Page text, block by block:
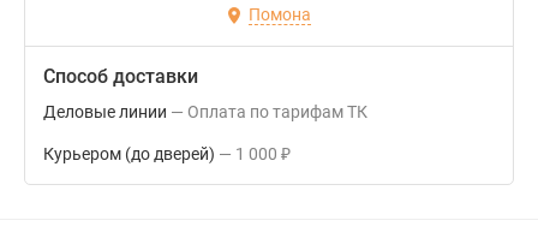
Помона
Способ доставки
Деловые линии Оплата по тарифам ТК
Курьером (до дверей) 1 000 ₽